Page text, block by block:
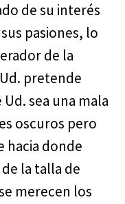
de su interés
pasiones, lo
de la
pretende
sea una mala
oscuros pero
hacia donde
la talla de
merecen los